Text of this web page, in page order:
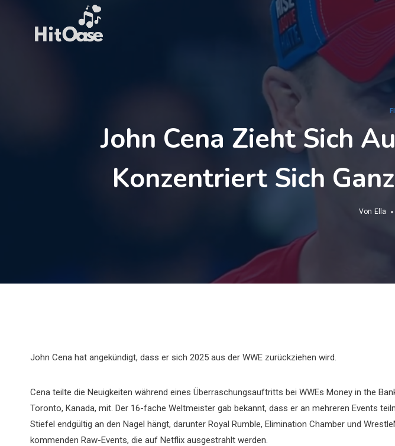
John Cena Zieht Sich
Konzentriert Sich
Von Ella
John Cena hat angekündigt, dass er sich 2025 aus der WWE zurückziehen wird.
Cena teilte die Neuigkeiten während eines Überraschungsauftritts bei WWEs Money in the
Toronto, Kanada, mit. Der 16-fache Weltmeister gab bekannt, dass er an mehreren Events
Stiefel endgültig an den Nagel hängt, darunter Royal Rumble, Elimination Chamber und
kommenden Raw-Events, die auf Netflix ausgestrahlt werden.